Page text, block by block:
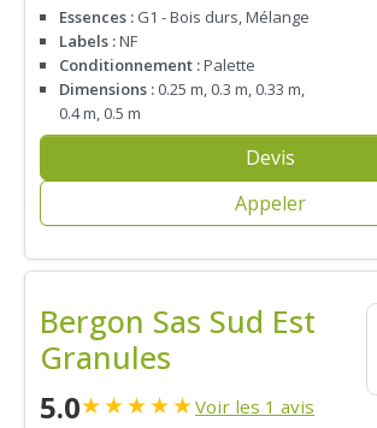
Essences : G1 - Bois durs, Mélange
Labels :NF
Conditionnement :Palette
Dimensions : 0.25 m, 0.3 m, 0.33 m,
0.4 m, 0.5 m
Devis
Appeler
Bergon Sas Sud Est
Granules
5.0★★★★★Voir les 1 avis